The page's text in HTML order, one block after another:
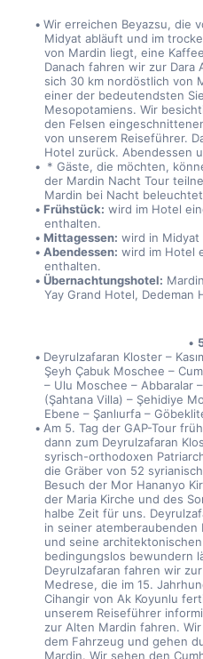
Wir erreichen Beyazsu, die
Midyat abläuft und im
von Mardin liegt, eine
Danach fahren wir zur Dara
sich 30 km nordöstlich von
einer der bedeutendsten
Mesopotamiens. Wir
den Felsen
von unserem Reiseführer.
Hotel zurück. Abendessen
* Gäste, die möchten,
der Mardin Nacht Tour
Mardin bei Nacht
Frühstück: wird im Hotel
enthalten.
Mittagessen: wird in Midyat
Abendessen: wird im Hotel
enthalten.
Übernachtungshotel:
Yay Grand Hotel, Dedeman
Deyrulzafaran Kloster –
Şeyh Çabuk Moschee –
– Ulu Moschee – Abbaralar
(Şahtana Villa) – Şehidiye
Ebene – Şanlıurfa –
Am 5. Tag der GAP-Tour
dann zum Deyrulzafaran
syrisch-orthodoxen
die Gräber von 52
Besuch der Mor Hananyo
der Maria Kirche und des
halbe Zeit für uns.
in seiner atemberaubenden
und seine
bedingungslos bewundern
Deyrulzafaran fahren wir
Medrese, die im 15.
Cihangir von Ak Koyunlu
unserem Reiseführer
zur Alten Mardin fahren. Wir
dem Fahrzeug und gehen
Mardin. Wir sehen den